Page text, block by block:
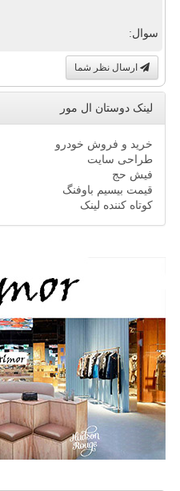
سوال:
ارسال نظر شما
لینک دوستان ال مور
خرید و فروش خودرو
طراحی سایت
فیش حج
قیمت بیسیم باوفنگ
کوتاه کننده لینک